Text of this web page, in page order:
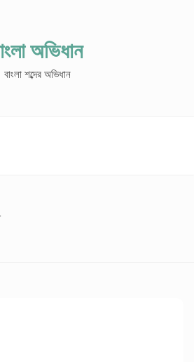
অভিধান
বাংলা শব্দের অভিধান